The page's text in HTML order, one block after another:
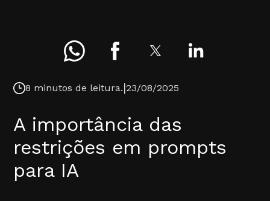
8 minutos de leitura.|23/08/2025
A importância das
restrições em prompts
para IA